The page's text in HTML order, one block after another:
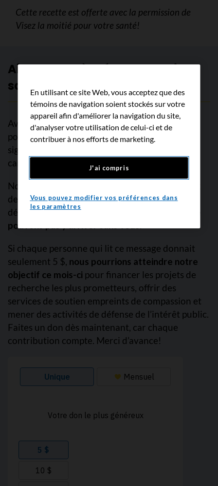
Cette recette est offerte avec la permission de
Visez la moitié pour votre santé!
Aidez-nous à créer un avenir
sans cancer
Avec le soutien de lecteurs comme vous, nous
pouvons continuer à faire une différence
significative pour les personnes atteintes de
cancer.
Nous sommes déterminés à augmenter les taux
de survie, à freiner le cancer avant qu’il ne se
développe et à améliorer des vies.
pouvons pas y arriver sans vous.
Si chaque personne qui lit ce message donnait
seulement 5 $, nous pourrions atteindre notre
objectif ce mois-ci pour financer les projets de
recherche les plus prometteurs, offrir des
services de soutien empreints de compassion et
mener des activités de défense de l’intérêt public.
Faites un don dès maintenant, car chaque
contribution compte. Merci d’avance!
En utilisant ce site Web, vous acceptez que des
témoins de navigation soient stockés sur votre
appareil afin d'améliorer la navigation du site,
d'analyser votre utilisation de celui-ci et de
contribuer à nos efforts de marketing.
J'ai compris
Vous pouvez modifier vos préférences dans
les paramètres